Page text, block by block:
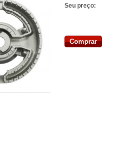
Seu preço:
Comprar